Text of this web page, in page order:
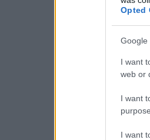
Opted
Google
I want
web or
I want
I want